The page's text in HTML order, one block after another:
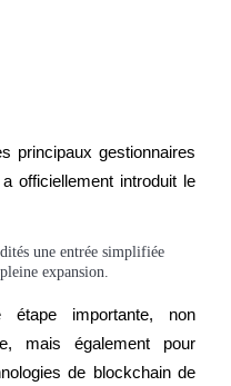
principaux gestionnaires
officiellement introduit le
une entrée simplifiée
expansion.
étape importante, non
mais également pour
de blockchain de